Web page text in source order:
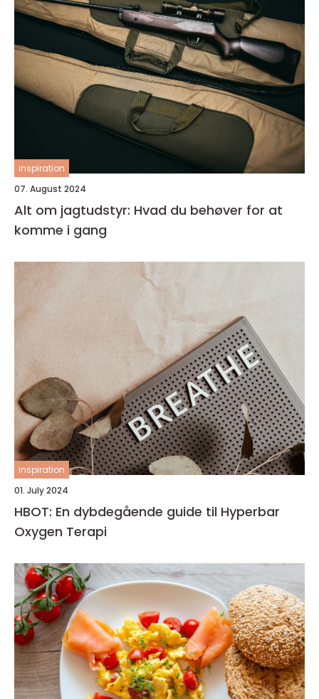
inspiration
07. August 2024
Alt om jagtudstyr: Hvad du behøver for at
komme i gang
inspiration
01. July 2024
HBOT: En dybdegående guide til Hyperbar
Oxygen Terapi